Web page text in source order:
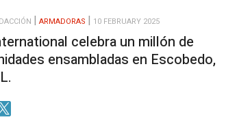
ARMADORAS 10 FEBRUARY 2025
celebra un millón de
ensambladas en Escobedo,